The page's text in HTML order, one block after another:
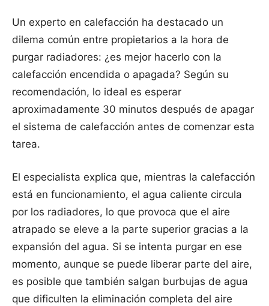
Un experto en calefacción ha destacado un
dilema común entre propietarios a la hora de
purgar radiadores: ¿es mejor hacerlo con la
calefacción encendida o apagada? Según su
recomendación, lo ideal es esperar
aproximadamente 30 minutos después de apagar
el sistema de calefacción antes de comenzar esta
tarea.
El especialista explica que, mientras la calefacción
está en funcionamiento, el agua caliente circula
por los radiadores, lo que provoca que el aire
atrapado se eleve a la parte superior gracias a la
expansión del agua. Si se intenta purgar en ese
momento, aunque se puede liberar parte del aire,
es posible que también salgan burbujas de agua
que dificulten la eliminación completa del aire